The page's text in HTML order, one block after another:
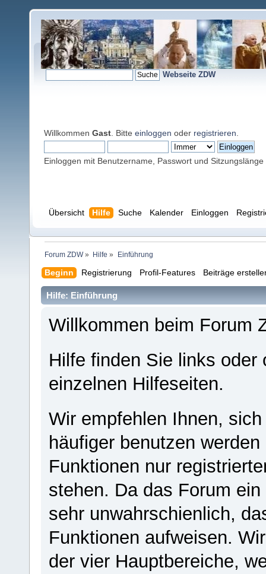
Webseite ZDW
Willkommen Gast . Bitte einloggen oder registrieren
Einloggen mit Benutzername, Passwort und Sitzungslänge
Übersicht Hilfe Suche Kalender Einloggen
Forum ZDW» Hilfe » Einführung
Beginn Registrierung Profil-Features Beiträge
Hilfe: Einführung
Willkommen beim Forum
Hilfe finden Sie links
einzelnen Hilfeseiten.
Wir empfehlen Ihnen,
häufiger benutzen
Funktionen nur
stehen. Da das Forum
sehr unwahrschienlich,
Funktionen aufweisen.
der vier Hauptbereiche,